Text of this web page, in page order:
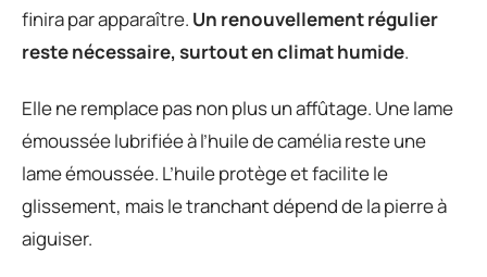
finira par apparaître. Un renouvellement régulier
reste nécessaire, surtout en climat humide.
Elle ne remplace pas non plus un affûtage. Une lame
émoussée lubrifiée à l’huile de camélia reste une
lame émoussée. L’huile protège et facilite le
glissement, mais le tranchant dépend de la pierre à
aiguiser.